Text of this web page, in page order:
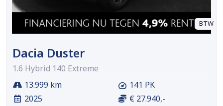
BTW
Dacia Duster
1.6 Hybrid 140 Extreme
13.999 km
2025
141 PK
€ 27.940,-